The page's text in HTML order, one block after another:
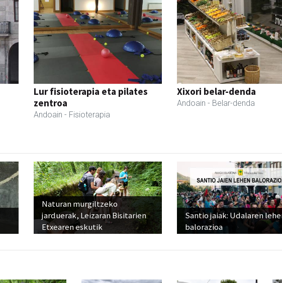
Lur fisioterapia eta pilates
zentroa
Andoain - Fisioterapia
Xixori belar-denda
Andoain - Belar-denda
Naturan murgiltzeko
jarduerak, Leizaran Bisitarien
Etxearen eskutik
Santio jaiak: Udalaren
balorazioa